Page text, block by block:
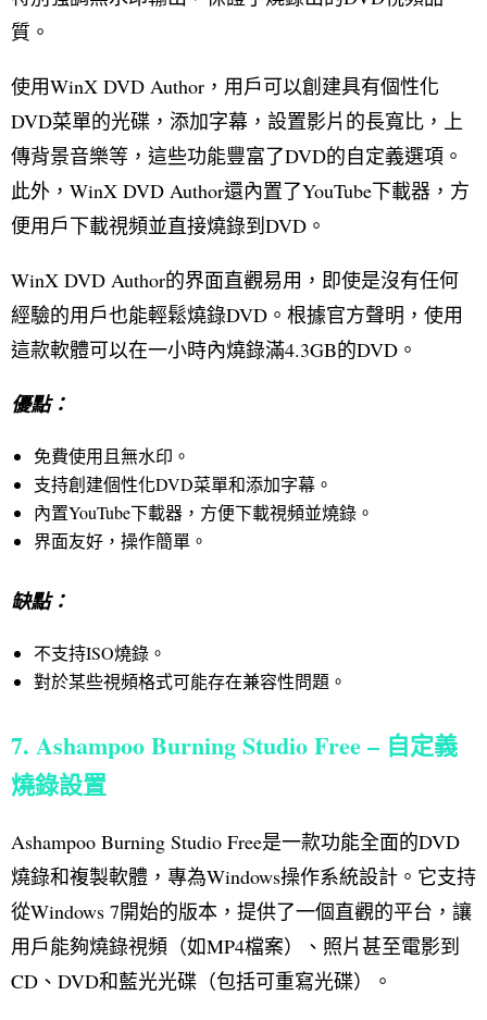
質。
使用WinX DVD Author，用戶可以創建具有個性化
DVD菜單的光碟，添加字幕，設置影片的長寬比，上
傳背景音樂等，這些功能豐富了DVD的自定義選項。
此外，WinX DVD Author還內置了YouTube下載器，方
便用戶下載視頻並直接燒錄到DVD。
WinX DVD Author的界面直觀易用，即使是沒有任何
經驗的用戶也能輕鬆燒錄DVD。根據官方聲明，使用
這款軟體可以在一小時內燒錄滿4.3GB的DVD。
優點：
免費使用且無水印。
支持創建個性化DVD菜單和添加字幕。
內置YouTube下載器，方便下載視頻並燒錄。
界面友好，操作簡單。
缺點：
不支持ISO燒錄。
對於某些視頻格式可能存在兼容性問題。
7. Ashampoo Burning Studio Free – 自定義
燒錄設置
Ashampoo Burning Studio Free是一款功能全面的DVD
燒錄和複製軟體，專為Windows操作系統設計。它支持
從Windows 7開始的版本，提供了一個直觀的平台，讓
用戶能夠燒錄視頻（如MP4檔案）、照片甚至電影到
CD、DVD和藍光光碟（包括可重寫光碟）。